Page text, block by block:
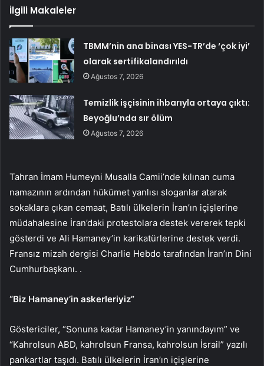
İlgili Makaleler
TBMM’nin ana binası YES-TR’de ‘çok iyi’
olarak sertifikalandırıldı
Ağustos 7, 2026
Temizlik işçisinin ihbarıyla ortaya çıktı:
Beyoğlu’nda sır ölüm
Ağustos 7, 2026
Tahran İmam Humeyni Musalla Camii’nde kılınan cuma
namazının ardından hükümet yanlısı sloganlar atarak
sokaklara çıkan cemaat, Batılı ülkelerin İran’ın içişlerine
müdahalesine İran’daki protestolara destek vererek tepki
gösterdi ve Ali Hamaney’in karikatürlerine destek verdi.
Fransız mizah dergisi Charlie Hebdo tarafından İran’ın Dini
Cumhurbaşkanı. .
“Biz Hamaney’in askerleriyiz”
Göstericiler, “Sonuna kadar Hamaney’in yanındayım” ve
“Kahrolsun ABD, kahrolsun Fransa, kahrolsun İsrail” yazılı
pankartlar taşıdı. Batılı ülkelerin İran’ın içişlerine